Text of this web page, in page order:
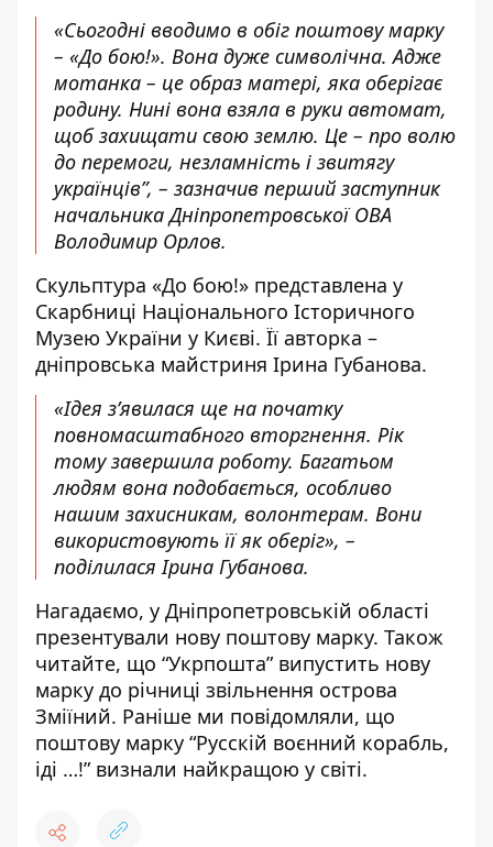
«Сьогодні вводимо в обіг поштову марку
– «До бою!». Вона дуже символічна. Адже
мотанка – це образ матері, яка оберігає
родину. Нині вона взяла в руки автомат,
щоб захищати свою землю. Це – про волю
до перемоги, незламність і звитягу
українців”, – зазначив перший заступник
начальника Дніпропетровської ОВА
Володимир Орлов.
Скульптура «До бою!» представлена у
Скарбниці Національного Історичного
Музею України у Києві. Її авторка –
дніпровська майстриня Ірина Губанова.
«Ідея з’явилася ще на початку
повномасштабного вторгнення. Рік
тому завершила роботу. Багатьом
людям вона подобається, особливо
нашим захисникам, волонтерам. Вони
використовують її як оберіг», –
поділилася Ірина Губанова.
Нагадаємо, у Дніпропетровській області
презентували нову поштову марку. Також
читайте, що “Укрпошта” випустить нову
марку до річниці звільнення острова
Зміїний. Раніше ми повідомляли, що
поштову марку “Русскій воєнний корабль,
іді …!” визнали найкращою у світі.